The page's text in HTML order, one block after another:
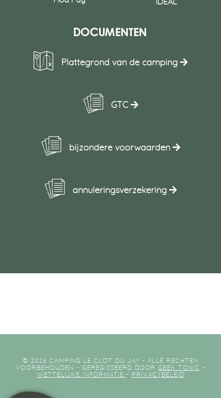
iDEAL
Documenten
Plattegrond van de camping
GTC
bijzondere voorwaarden
annuleringsverzekering
© 2026 CAMPING LE CLOT DU JAY - ALLE RECHTEN
VOORBEHOUDEN - GEREGISSEERD DOOR GEEK TONIC
-
WETTELIJKE INFORMATIE - PRIVACYBELEID